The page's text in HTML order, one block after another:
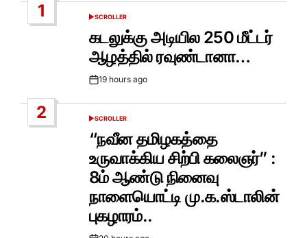
1
POSTED
SCROLLER
கடலுக்கு அடியில 250 மீட்டர்
ஆழத்தில் ரவுண்டானா…
Post19 hours ago
2
POSTED
IN
SCROLLER
“நவீன தமிழகத்தை
உருவாக்கிய சிற்பி கலைஞர்” :
8ம் ஆண்டு நினைவு
நாளையொட்டி மு.க.ஸ்டாலின்
புகழாரம்..